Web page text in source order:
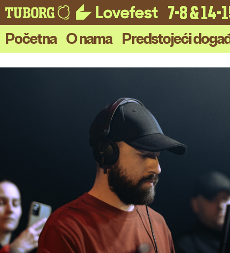
7-8 & 14-
Početna O nama Predstojeći